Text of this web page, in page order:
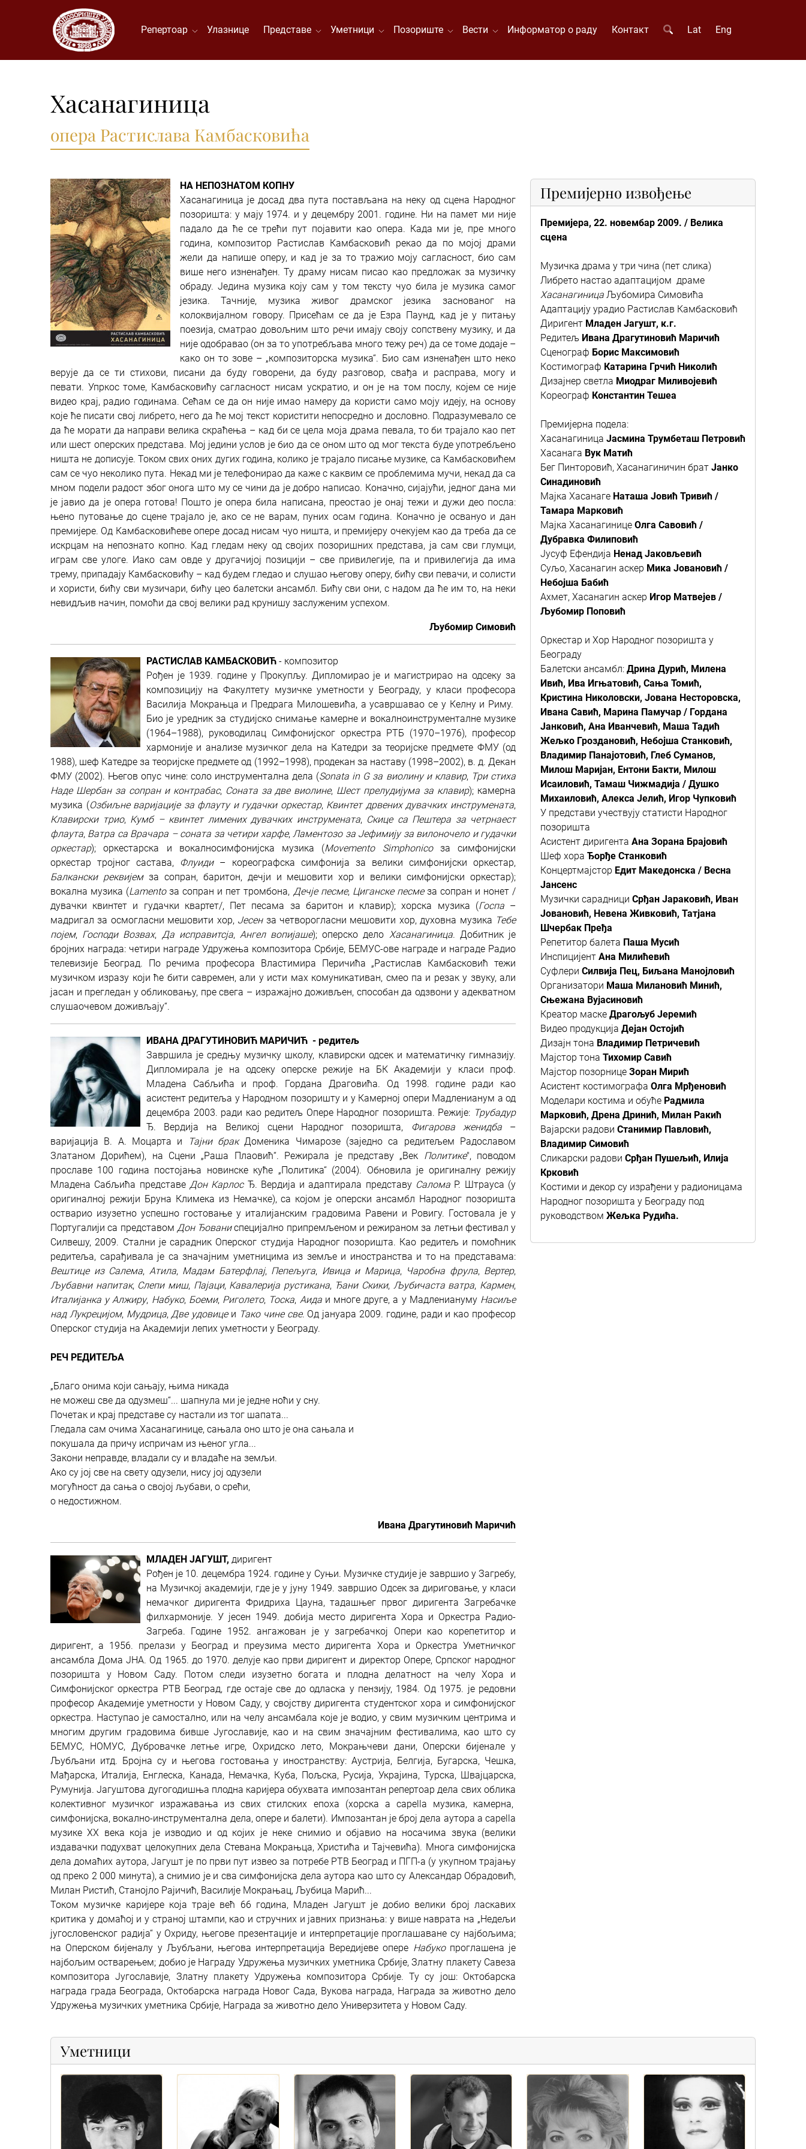
Репертоар Улазнице Представе Уметници Позориште Вести Информатор о раду Контакт Lat Eng
Хасанагиница
опера Растислава Камбасковића
НА НЕПОЗНАТОМ КОПНУ
Хасанагиница је досад два пута постављана на неку од сцена Народног
позоришта: у мају 1974. и у децембру 2001. године. Ни на памет ми није
падало да ће се трећи пут појавити као опера. Када ми је, пре много
година, композитор Растислав Камбасковић рекао да по мојој драми
жели да напише оперу, и кад је за то тражио моју сагласност, био сам
више него изненађен. Ту драму нисам писао као предложак за музичку
обраду. Једина музика коју сам у том тексту чуо била је музика самог
језика. Тачније, музика живог драмског језика заснованог на
колоквијалном говору. Присећам се да је Езра Паунд, кад је у питању
поезија, сматрао довољним што речи имају своју сопствену музику, и да
није одобравао (он за то употребљава много тежу реч) да се томе додаје –
како он то зове – „композиторска музика“. Био сам изненађен што неко
верује да се ти стихови, писани да буду говорени, да буду разговор, свађа и расправа, могу и
певати. Упркос томе, Камбасковићу сагласност нисам ускратио, и он је на том послу, којем се није
видео крај, радио годинама. Сећам се да он није имао намеру да користи само моју идеју, на основу
које ће писати свој либрето, него да ће мој текст користити непосредно и дословно. Подразумевало се
да ће морати да направи велика скраћења – кад би се цела моја драма певала, то би трајало као пет
или шест оперских представа. Мој једини услов је био да се оном што од мог текста буде употребљено
ништа не дописује. Током свих оних дугих година, колико је трајало писање музике, са Камбасковићем
сам се чуо неколико пута. Некад ми је телефонирао да каже с каквим се проблемима мучи, некад да са
мном подели радост због онога што му се чини да је добро написао. Коначно, сијајући, једног дана ми
је јавио да је опера готова! Пошто је опера била написана, преостао је онај тежи и дужи део посла:
њено путовање до сцене трајало је, ако се не варам, пуних осам година. Коначно је освануо и дан
премијере. Од Камбасковићеве опере досад нисам чуо ништа, и премијеру очекујем као да треба да се
искрцам на непознато копно. Кад гледам неку од својих позоришних представа, ја сам сви глумци,
играм све улоге. Иако сам овде у другачијој позицији – све привилегије, па и привилегија да има
трему, припадају Камбасковићу – кад будем гледао и слушао његову оперу, бићу сви певачи, и солисти
и хористи, бићу сви музичари, бићу цео балетски ансамбл. Бићу сви они, с надом да ће им то, на неки
невидљив начин, помоћи да свој велики рад крунишу заслуженим успехом.
Љубомир Симовић
РАСТИСЛАВ КАМБАСКОВИЋ - композитор
Рођен је 1939. године у Прокупљу. Дипломирао је и магистрирао на одсеку за
композицију на Факултету музичке уметности у Београду, у класи професора
Василија Мокрањца и Предрага Милошевића, а усавршавао се у Келну и Риму.
Био је уредник за студијско снимање камерне и вокалноинструменталне музике
(1964–1988), руководилац Симфонијског оркестра РТБ (1970–1976), професор
хармоније и анализе музичког дела на Катедри за теоријске предмете ФМУ (од
1988), шеф Катедре за теоријске предмете од (1992–1998), продекан за наставу (1998–2002), в. д. Декан
ФМУ (2002). Његов опус чине: соло инструментална дела (Sonata in G за виолину и клавир, Три стиха
Наде Шербан за сопран и контрабас, Соната за две виолине, Шест прелудијума за клавир); камерна
музика (Озбиљне варијације за флауту и гудачки оркестар, Квинтет дрвених дувачких инструмената,
Клавирски трио, Кумб – квинтет лимених дувачких инструмената, Скице са Пештера за четрнаест
флаута, Ватра са Врачара – соната за четири харфе,Ламентозо за Јефимију за вилоночело и гудачки
оркестар); оркестарска и вокалносимфонијска музика (Movemento Simphonicoза симфонијски
оркестар тројног састава, Флуиди– кореографска симфонија за велики симфонијски оркестар,
Балкански реквијемза сопран, баритон, дечји и мешовити хор и велики симфонијски оркестар);
вокална музика (Lamentoза сопран и пет тромбона, Дечје песме, Циганске песмеза сопран и нонет /
дувачки квинтет и гудачки квартет/, Пет песама за баритон и клавир); хорска музика (Госпа–
мадригал за осмогласни мешовити хор, Јесенза четворогласни мешовити хор, духовна музика Тебе
појем, Господи Возвах, Да исправитсја, Ангел вопијаше); оперско дело Хасанагиница. Добитник је
бројних награда: четири награде Удружења композитора Србије, БЕМУС-ове награде и награде Радио
телевизије Београд. По речима професора Властимира Перичића „Растислав Камбасковић тежи
музичком изразу који ће бити савремен, али у исти мах комуникативан, смео па и резак у звуку, али
јасан и прегледан у обликовању, пре свега – изражајно доживљен, способан да одзвони у адекватном
слушаочевом доживљају“.
ИВАНА ДРАГУТИНОВИЋ МАРИЧИЋ - редитељ
Завршила је средњу музичку школу, клавирски одсек и математичку гимназију.
Дипломирала је на одсеку оперске режије на БК Академији у класи проф.
Младена Сабљића и проф. Гордана Драговића. Од 1998. године ради као
асистент редитеља у Народном позоришту и у Камерној опери Мадленианум а од
децембра 2003. ради као редитељ Опере Народног позоришта. Режије: Трубадур
Ђ. Вердија на Великој сцени Народног позоришта, Фигарова женидба–
варијација В. А. Моцарта и
Тајни бракДоменика Чимарозе (заједно са редитељем Радославом
Златаном Дорићем), на Сцени „Раша Плаовић“. Режирала је представу „Век Политике", поводом
прославе 100 година постојања новинске куће „Политика“ (2004). Oбновила је оригиналну режију
Младена Сабљића представе Дон КарлосЂ. Вердија и адаптирала представу Салома Р. Штрауса (у
оригиналној режији Бруна Климека из Немачке), са којом је оперски ансамбл Народног позоришта
остварио изузетно успешно гостовање у италијанским градовима Равени и Ровигу. Гостовала је у
Португалији са представом Дон Ђованиспецијално припремљеном и режираном за летњи фестивал у
Силвешу, 2009. Стални је сарадник Оперског студија Народног позоришта. Као редитељ и помоћник
редитеља, сарађивала је са значајним уметницима из земље и иностранства и то на представама:
Вештице из Салема, Атила, Мадам Батерфлај, Пепељуга, Ивица и Марица, Чаробна фрула, Вертер,
Љубавни напитак, Слепи миш, Пајаци, Кавалерија рустикана, Ђани Скики, Љубичаста ватра, Кармен,
Италијанка у Алжиру, Набуко, Боеми, Риголето, Тоска, Аидаи многе друге, а у Мадлениануму Насиље
над Лукрецијом, Мудрица,Две удовицеи Тако чине све. Од јануара 2009. године, ради и као професор
Оперског студија на Академији лепих уметности у Београду.
РЕЧ РЕДИТЕЉА
„Благо онима који сањају, њима никада
не можеш све да одузмеш“... шапнула ми је једне ноћи у сну.
Почетак и крај представе су настали из тог шапата...
Гледала сам очима Хасанагинице, сањала оно што је она сањала и
покушала да причу испричам из њеног угла...
Закони неправде, владали су и владаће на земљи.
Ако су јој све на свету одузели, нису јој одузели
могућност да сања о својој љубави, о срећи,
о недостижном.
Ивана Драгутиновић Маричић
МЛАДЕН ЈАГУШТ, диригент
Рођен је 10. децембра 1924. године у Суњи. Музичке студије је завршио у Загребу,
на Музичкој академији, где је у јуну 1949. завршио Одсек за дириговање, у класи
немачког диригента Фридриха Цауна, тадашњег првог диригента Загребачке
филхармоније. У јесен 1949. добија место диригента Хора и Оркестра Радио-
Загреба. Године 1952. ангажован је у загребачкој Опери као корепетитор и
диригент, а 1956. прелази у Београд и преузима место диригента Хора и Оркестра Уметничког
ансамбла Дома ЈНА. Од 1965. до 1970. делује као први диригент и директор Опере, Српског народног
позоришта у Новом Саду. Потом следи изузетно богата и плодна делатност на челу Хора и
Симфонијског оркестра РТВ Београд, где остаје све до одласка у пензију, 1984. Од 1975. је редовни
професор Академије уметности у Новом Саду, у својству диригента студентског хора и симфонијског
оркестра. Наступао је самостално, или на челу ансамбала које је водио, у свим музичким центрима и
многим другим градовима бивше Југославије, као и на свим значајним фестивалима, као што су
БЕМУС, НОМУС, Дубровачке летње игре, Охридско лето, Мокрањчеви дани, Оперски бијенале у
Љубљани итд. Бројна су и његова гостовања у иностранству: Аустрија, Белгија, Бугарска, Чешка,
Мађарска, Италија, Енглеска, Канада, Немачка, Куба, Пољска, Русија, Украјина, Турска, Швајцарска,
Румунија. Јагуштова дугогодишња плодна каријера обухвата импозантан репертоар дела свих облика
колективног музичког изражавања из свих стилских епоха (хорска a capella музика, камерна,
симфонијска, вокално-инструментална дела, опере и балети). Импозантан је број дела аутора a capella
музике XX века која је изводио и од којих је неке снимио и објавио на носачима звука (велики
издавачки подухват целокупних дела Стевана Мокрањца, Христића и Тајчевића). Многа симфонијска
дела домаћих аутора, Јагушт је по први пут извео за потребе РТВ Београд и ПГП-а (у укупном трајању
од преко 2 000 минута), а снимио је и сва симфонијска дела аутора као што су Александар Обрадовић,
Милан Ристић, Станојло Рајичић, Василије Мокрањац, Љубица Марић...
Током музичке каријере која траје већ 66 година, Младен Јагушт је добио велики број ласкавих
критика у домаћој и у страној штампи, као и стручних и јавних признања: у више наврата на „Недељи
југословенског радија“ у Охриду, његове презентације и интерпретације проглашаване су најбољима;
на Оперском бијеналу у Љубљани, његова интерпретација Вередијеве опере Набукопроглашена је
најбољим остварењем; добио је Награду Удружења музичких уметника Србије, Златну плакету Савеза
композитора Југославије, Златну плакету Удружења композитора Србије. Ту су још: Октобарска
награда града Београда, Октобарска награда Новог Сада, Вукова награда, Награда за животно дело
Удружења музичких уметника Србије, Награда за животно дело Универзитета у Новом Саду.
Премијерно извођење
Премијера, 22. новембар 2009. / Велика
сцена
Музичка драма у три чина (пет слика)
Либрето настао адаптацијом драме
Хасанагиница Љубомира Симовића
Адаптацију урадио Растислав Камбасковић
Диригент Младен Јагушт, к.г.
Редитељ Ивана Драгутиновић Маричић
Сценограф Борис Максимовић
Костимограф Катарина Грчић Николић
Дизајнер светла Миодраг Миливојевић
Кореограф Константин Тешеа
Премијерна подела:
Хасанагиница Јасмина Трумбеташ Петровић
Хасанага Вук Матић
Бег Пинторовић, Хасанагиничин брат Јанко
Синадиновић
Мајка Хасанаге Наташа Јовић Тривић /
Тамара Марковић
Мајка Хасанагинице Олга Савовић /
Дубравка Филиповић
Јусуф Ефендија Ненад Јаковљевић
Суљо, Хасанагин аскер Мика Јовановић /
Небојша Бабић
Ахмет, Хасанагин аскер Игор Матвејев /
Љубомир Поповић
Оркестар и Хор Народног позоришта у
Београду
Балетски ансамбл: Дрина Дурић, Милена
Ивић, Ива Игњатовић, Сања Томић,
Кристина Николовски, Јована Несторовска,
Ивана Савић, Марина Памучар / Гордана
Јанковић, Ана Иванчевић, Маша Тадић
Жељко Гроздановић, Небојша Станковић,
Владимир Панајотовић, Глеб Суманов,
Милош Маријан, Ентони Бакти, Милош
Исаиловић, Тамаш Чижмадија / Душко
Михаиловић, Алекса Јелић, Игор Чупковић
У представи учествују статисти Народног
позоришта
Асистент диригента Ана Зорана Брајовић
Шеф хора Ђорђе Станковић
Концертмајстор Едит Македонска / Весна
Јансенс
Музички сарадници Срђан Јараковић, Иван
Јовановић, Невена Живковић, Татјана
Шчербак Пређа
Репетитор балета Паша Мусић
Инспицијент Ана Милићевић
Суфлери Силвија Пец, Биљана Манојловић
Организатори Маша Милановић Минић,
Сњежана Вујасиновић
Креатор маске Драгољуб Јеремић
Видео продукција Дејан Остојић
Дизајн тона Владимир Петричевић
Мајстор тона Тихомир Савић
Мајстор позорнице Зоран Мирић
Асистент костимографа Олга Мрђеновић
Моделари костима и обуће Радмила
Марковић, Дрена Дринић, Милан Ракић
Вајарски радови Станимир Павловић,
Владимир Симовић
Сликарски радови Срђан Пушељић, Илија
Крковић
Костими и декор су израђени у радионицама
Народног позоришта у Београду под
руководством Жељка Рудића.
Уметници